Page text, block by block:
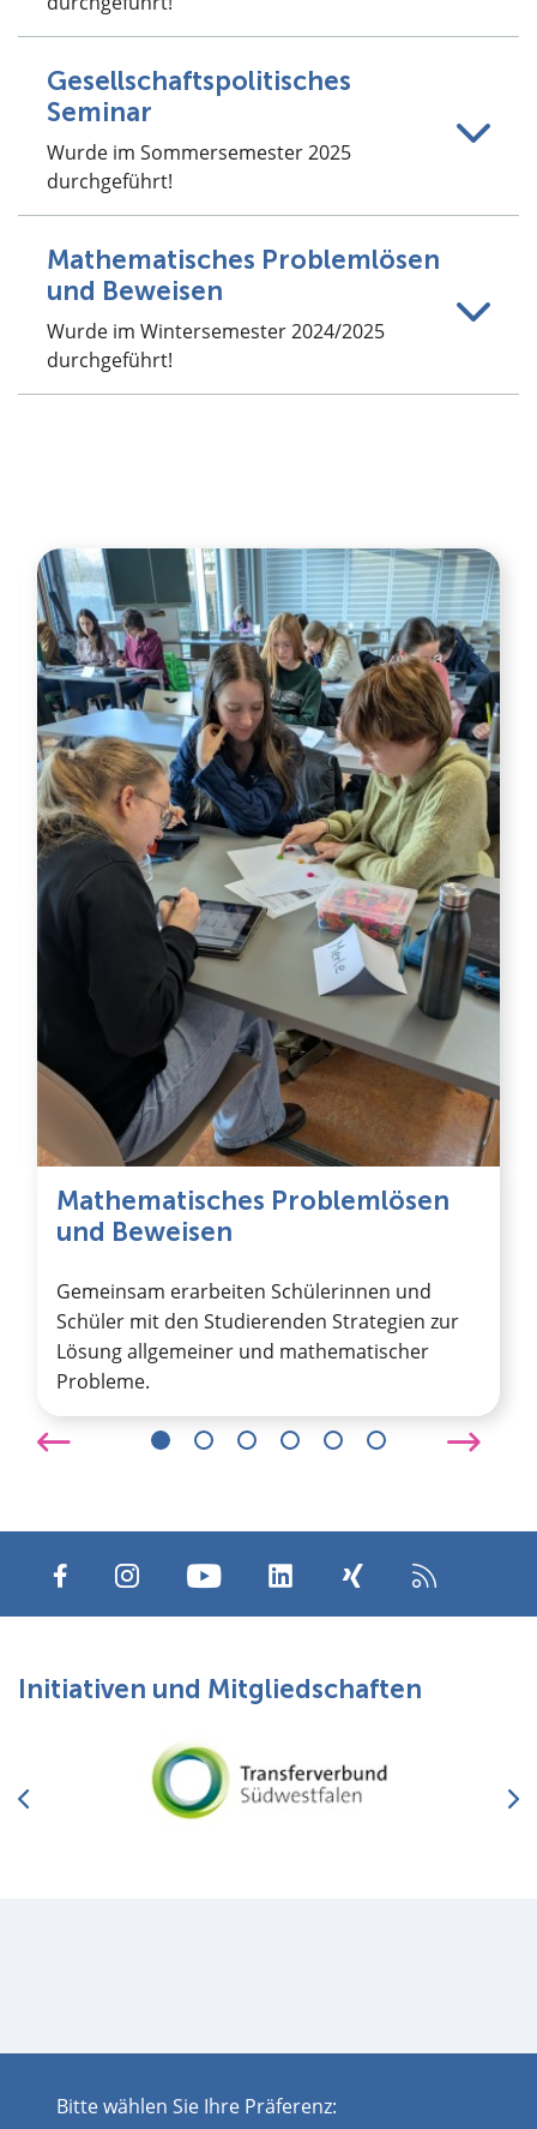
Gesellschaftspolitisches
Seminar
Wurde im Sommersemester 2025
durchgeführt!
Mathematisches Problemlösen
und Beweisen
Wurde im Wintersemester 2024/2025
durchgeführt!
Mathematisches Problemlösen
und Beweisen
Gemeinsam erarbeiten Schülerinnen und
Schüler mit den Studierenden Strategien zur
Lösung allgemeiner und mathematischer
Probleme.
Initiativen und Mitgliedschaften
Impressum Datenschutz Disclaimer
Bitte wählen Sie Ihre Präferenz: